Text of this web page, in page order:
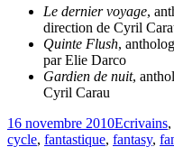
Le dernier voyage,
direction de Cyril
Quinte Flush,
par Elie Darco
Gardien de nuit,
Cyril Carau
16 novembre 2010Ecrivains,
cycle, fantastique, fantasy,